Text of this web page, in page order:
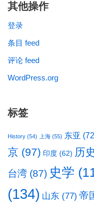
其他操作
登录
条目 feed
评论 feed
WordPress.org
标签
History (54) 上海 (55) 东亚
京 (97) 印度 (62) 历
台湾 (87) 史学
(134) 山东 (77) 帝